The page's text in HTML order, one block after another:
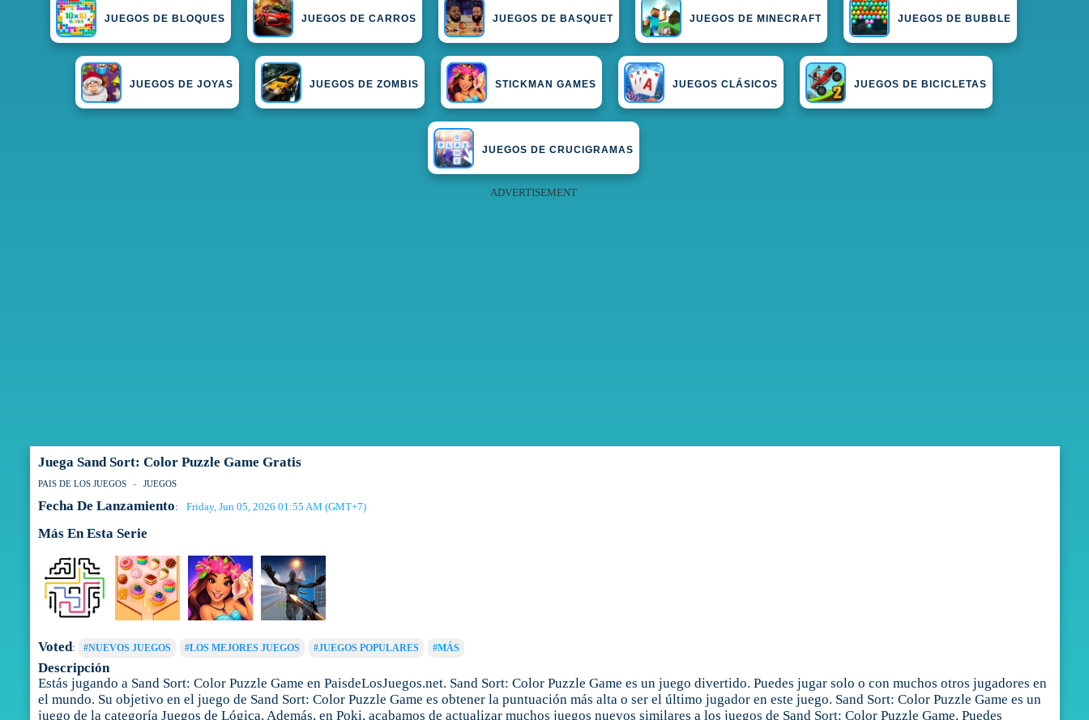
JUEGOS DE BLOQUES JUEGOS DE CARROS JUEGOS DE BASQUET JUEGOS DE MINECRAFT JUEGOS DE BUBBLE
JUEGOS DE JOYAS JUEGOS DE ZOMBIS STICKMAN GAMES JUEGOS CLÁSICOS JUEGOS DE BICICLETAS
JUEGOS DE CRUCIGRAMAS
ADVERTISEMENT
Juega Sand Sort: Color Puzzle Game Gratis
PAIS DE LOS JUEGOS JUEGOS
Fecha De Lanzamiento: Friday, Jun 05, 2026 01:55 AM (GMT+7)
Más En Esta Serie
Voted: #NUEVOS JUEGOS #LOS MEJORES JUEGOS #JUEGOS POPULARES #MÁS
Descripción
Estás jugando a Sand Sort: Color Puzzle Game en PaisdeLosJuegos.net. Sand Sort: Color Puzzle Game es un juego divertido. Puedes jugar solo o con muchos otros jugadores en
el mundo. Su objetivo en el juego de Sand Sort: Color Puzzle Game es obtener la puntuación más alta o ser el último jugador en este juego. Sand Sort: Color Puzzle Game es un
juego de la categoría Juegos de Lógica. Además, en Poki, acabamos de actualizar muchos juegos nuevos similares a los juegos de Sand Sort: Color Puzzle Game. Puedes